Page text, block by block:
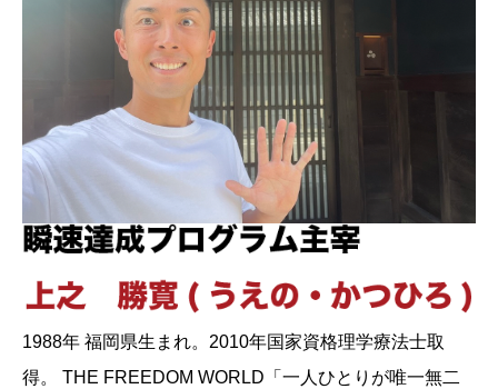
1988年 福岡県生まれ。2010年国家資格理学療法士取
得。 THE FREEDOM WORLD「一人ひとりが唯一無二